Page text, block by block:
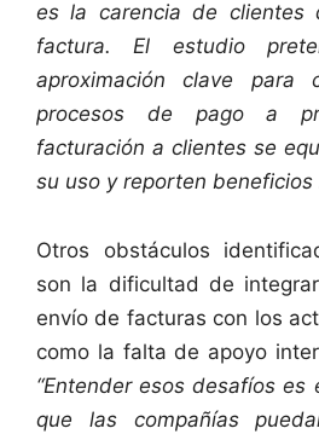
es la carencia de clientes
factura. El estudio
aproximación clave para
procesos de pago a
facturación a clientes se
su uso y reporten beneficios
Otros obstáculos
son la dificultad de
envío de facturas con los
como la falta de apoyo
“Entender esos desafíos es
que las compañías